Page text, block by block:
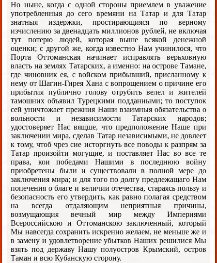
Но ныне, когда с одной стороны приемлем в уважение
употребленныя до сего времяни на Татар и для Татар
знатныя издержки, простирающияся по верному
изчислению за двенадцать миллионов рублей, не включая
тут потерю людей, которая выше всякой денежной
оценки; с другой же, когда известно Нам учинилося, что
Порта Оттоманская начинает исправлять верьховную
власть на землях Татарских, а именно: на острове Тамане,
где чиновник ея, с войском прибывший, присланному к
нему от Шагин-Гирея Хана с вопрощением о причине его
прибытия публично голову отрубить велел и жителей
тамошних объявил Турецкими подданными; то поступок
сей уничтожает прежния Наши взаимныя обязательства о
вольности и независимости Татарских народов;
удостоверяет Нас вящше, что предположение Наше при
заключении мира, сделав Татар независимыми, не довлеет
к тому, чтоб чрез сие исторгнуть все поводы к разпрям за
Татар произойти могущие, и поставляет Нас во все те
права, кои победами Нашими в последнюю войну
приобретены были и существовали в полной мере до
заключения мира; и для того по долгу предлежащаго Нам
попечения о благе и величии отечества, стараясь пользу и
безопасность его утвердить, как равно полагая средством
на всегда отдаляющим неприятныя причины,
возмущающия вечный мир между Империями
Всероссийскою и Оттоманскою заключенный, который
Мы навсегда сохранить искренно желаем, не меньше же и
в замену и удовлетворение убытков Наших решилися Мы
взять под державу Нашу полуостров Крымский, остров
Таман и всю Кубанскую сторону.